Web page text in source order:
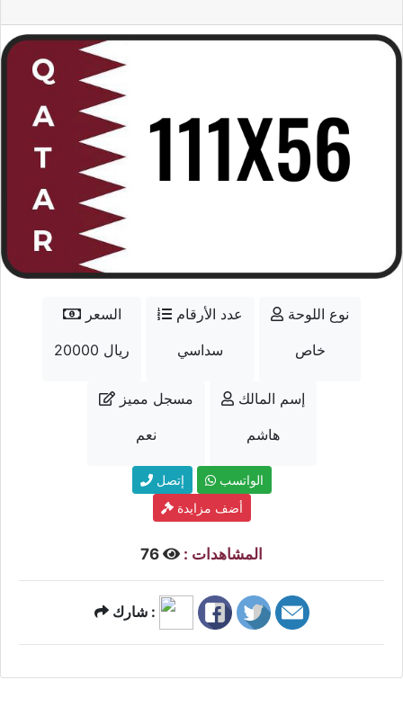
السعر
20000 ريال
عدد الأرقام
سداسي
نوع اللوحة
خاص
مسجل مميز
نعم
إسم المالك
هاشم
إتصل
الواتسب
أضف مزايدة
المشاهدات :
شارك :